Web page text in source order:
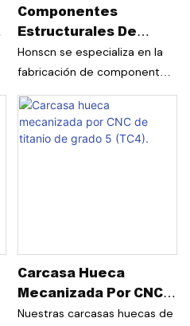
Componentes
Estructurales De
Iluminación De Alta
Precisión
Honscn se especializa en la
fabricación de componentes
de iluminación de precisión
que combinan exigentes
tolerancias dimensionales
apariencia, el ajuste y la
fiabilidad a largo plazo son
igualmente importantes.
Mediante la integración del
Carcasa Hueca
Mecanizada Por CNC
De Titanio De Grado 5
Nuestras carcasas huecas de